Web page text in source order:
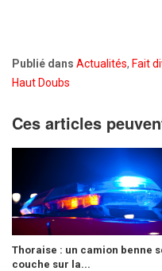
Publié dans Actualités, Fait
Haut Doubs
Ces articles
Thoraise : un camion benne
couche sur la...